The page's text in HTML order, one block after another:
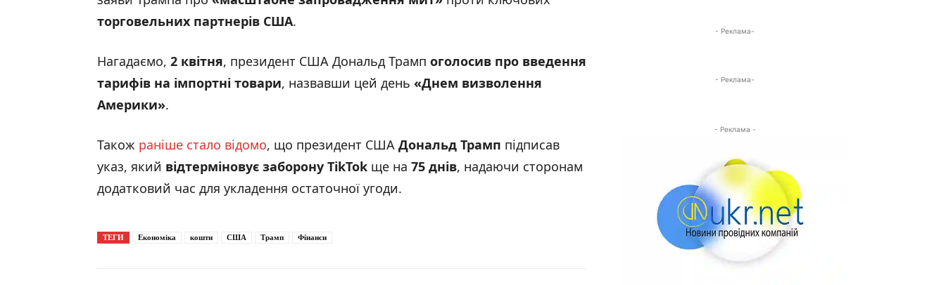
торговельних партнерів США.
Нагадаємо, 2 квітня, президент США Дональд Трамп оголосив про введення
тарифів на імпортні товари, назвавши цей день «Днем визволення
Америки».
Також раніше стало відомо, що президент США Дональд Трамп підписав
указ, який відтерміновує заборону TikTok ще на 75 днів, надаючи сторонам
додатковий час для укладення остаточної угоди.
ТЕГИ Економіка кошти США Трамп Фінанси
- Реклама-
- Реклама-
- Реклама -